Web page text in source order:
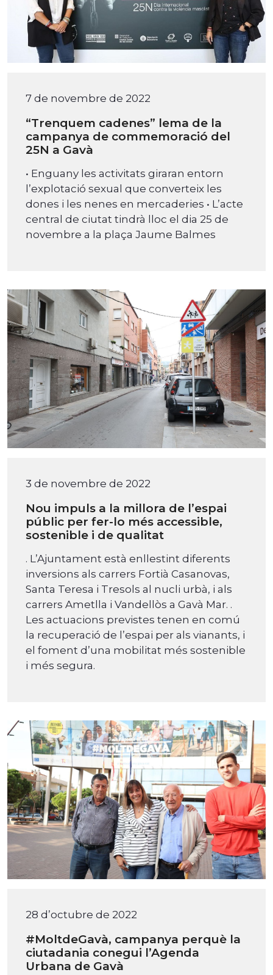
7 de novembre de 2022
“Trenquem cadenes” lema de la
campanya de commemoració del
25N a Gavà
• Enguany les activitats giraran entorn
l’explotació sexual que converteix les
dones i les nenes en mercaderies • L’acte
central de ciutat tindrà lloc el dia 25 de
novembre a la plaça Jaume Balmes
3 de novembre de 2022
Nou impuls a la millora de l’espai
públic per fer-lo més accessible,
sostenible i de qualitat
. L’Ajuntament està enllestint diferents
inversions als carrers Fortià Casanovas,
Santa Teresa i Tresols al nucli urbà, i als
carrers Ametlla i Vandellòs a Gavà Mar. .
Les actuacions previstes tenen en comú
la recuperació de l’espai per als vianants, i
el foment d’una mobilitat més sostenible
i més segura.
28 d’octubre de 2022
#MoltdeGavà, campanya perquè la
ciutadania conegui l’Agenda
Urbana de Gavà